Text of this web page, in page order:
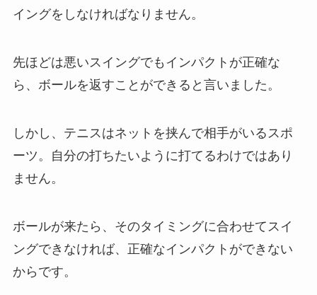
イングをしなければなりません。
先ほどは悪いスイングでもインパクトが正確な
ら、ボールを返すことができると言いました。
しかし、テニスはネットを挟んで相手がいるスポ
ーツ。自分の打ちたいように打てるわけではあり
ません。
ボールが来たら、そのタイミングに合わせてスイ
ングできなければ、正確なインパクトができない
からです。